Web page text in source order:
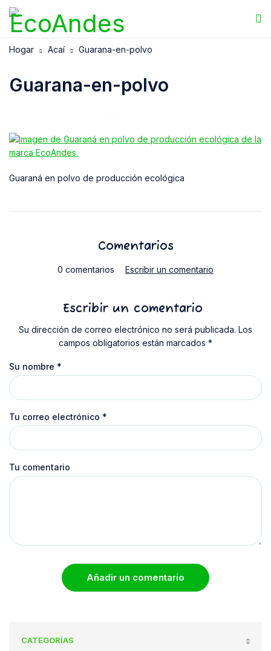
Hogar Acaí Guarana-en-polvo
Guarana-en-polvo
Guaraná en polvo de producción ecológica
Comentarios
0 comentarios Escribir un comentario
Escribir un comentario
Su dirección de correo electrónico no será publicada. Los
campos obligatorios están marcados *
Su nombre *
Tu correo electrónico *
Tu comentario
Añadir un comentario
CATEGORÍAS